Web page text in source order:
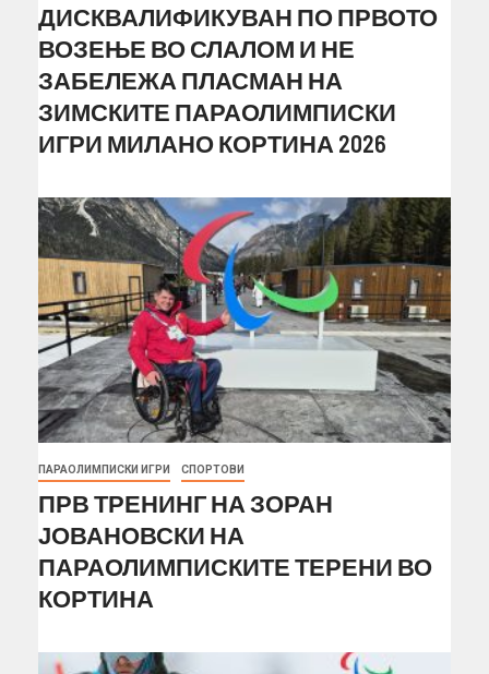
ДИСКВАЛИФИКУВАН ПО ПРВОТО
ВОЗЕЊЕ ВО СЛАЛОМ И НЕ
ЗАБЕЛЕЖА ПЛАСМАН НА
ЗИМСКИТЕ ПАРАОЛИМПИСКИ
ИГРИ МИЛАНО КОРТИНА 2026
ПАРАОЛИМПИСКИ ИГРИ СПОРТОВИ
ПРВ ТРЕНИНГ НА ЗОРАН
ЈОВАНОВСКИ НА
ПАРАОЛИМПИСКИТЕ ТЕРЕНИ ВО
КОРТИНА